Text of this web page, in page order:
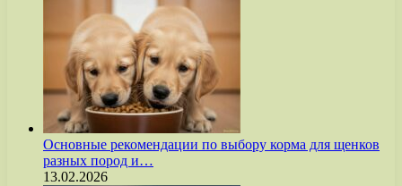
Основные рекомендации по выбору корма для щенков
разных пород и…
13.02.2026